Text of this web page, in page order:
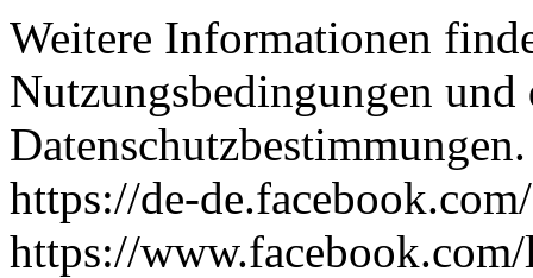
Weitere Informationen
Nutzungsbedingungen und
https://de-
https://